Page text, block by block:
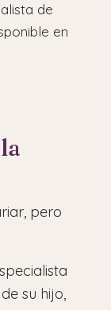
de
en
pero
su hijo,